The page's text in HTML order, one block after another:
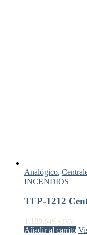
Analógico,
INCENDIOS
TFP-1212
1.188,54€ + IVA
Añadir al carrito